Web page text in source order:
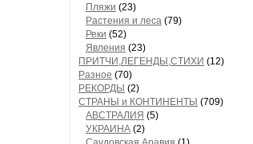
Пляжи (23)
Растения и леса (79)
Реки (52)
Явления (23)
ПРИТЧИ,ЛЕГЕНДЫ,СТИХИ (12)
Разное (70)
РЕКОРДЫ (2)
СТРАНЫ и КОНТИНЕНТЫ (709)
АВСТРАЛИЯ (5)
УКРАИНА (2)